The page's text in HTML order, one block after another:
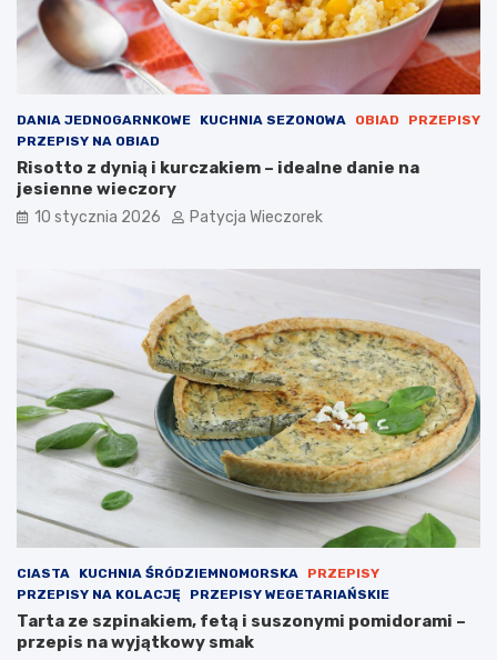
DANIA JEDNOGARNKOWE KUCHNIA SEZONOWA OBIAD
PRZEPISY
PRZEPISY NA OBIAD
Risotto z dynią i kurczakiem – idealne danie na
jesienne wieczory
10 stycznia 2026 Patycja Wieczorek
CIASTA KUCHNIA ŚRÓDZIEMNOMORSKA
PRZEPISY
PRZEPISY NA KOLACJĘ
PRZEPISY WEGETARIAŃSKIE
Tarta ze szpinakiem, fetą i suszonymi pomidorami –
przepis na wyjątkowy smak